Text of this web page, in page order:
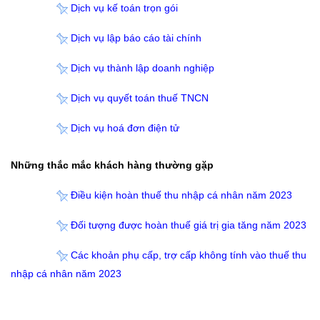
Dịch vụ kế toán trọn gói
Dịch vụ lập báo cáo tài chính
Dịch vụ thành lập doanh nghiệp
Dịch vụ quyết toán thuế TNCN
Dịch vụ hoá đơn điện tử
Những thắc mắc khách hàng thường gặp
Điều kiện hoàn thuế thu nhập cá nhân năm 2023
Đối tượng được hoàn thuế giá trị gia tăng năm 2023
Các khoản phụ cấp, trợ cấp không tính vào thuế thu
nhập cá nhân năm 2023